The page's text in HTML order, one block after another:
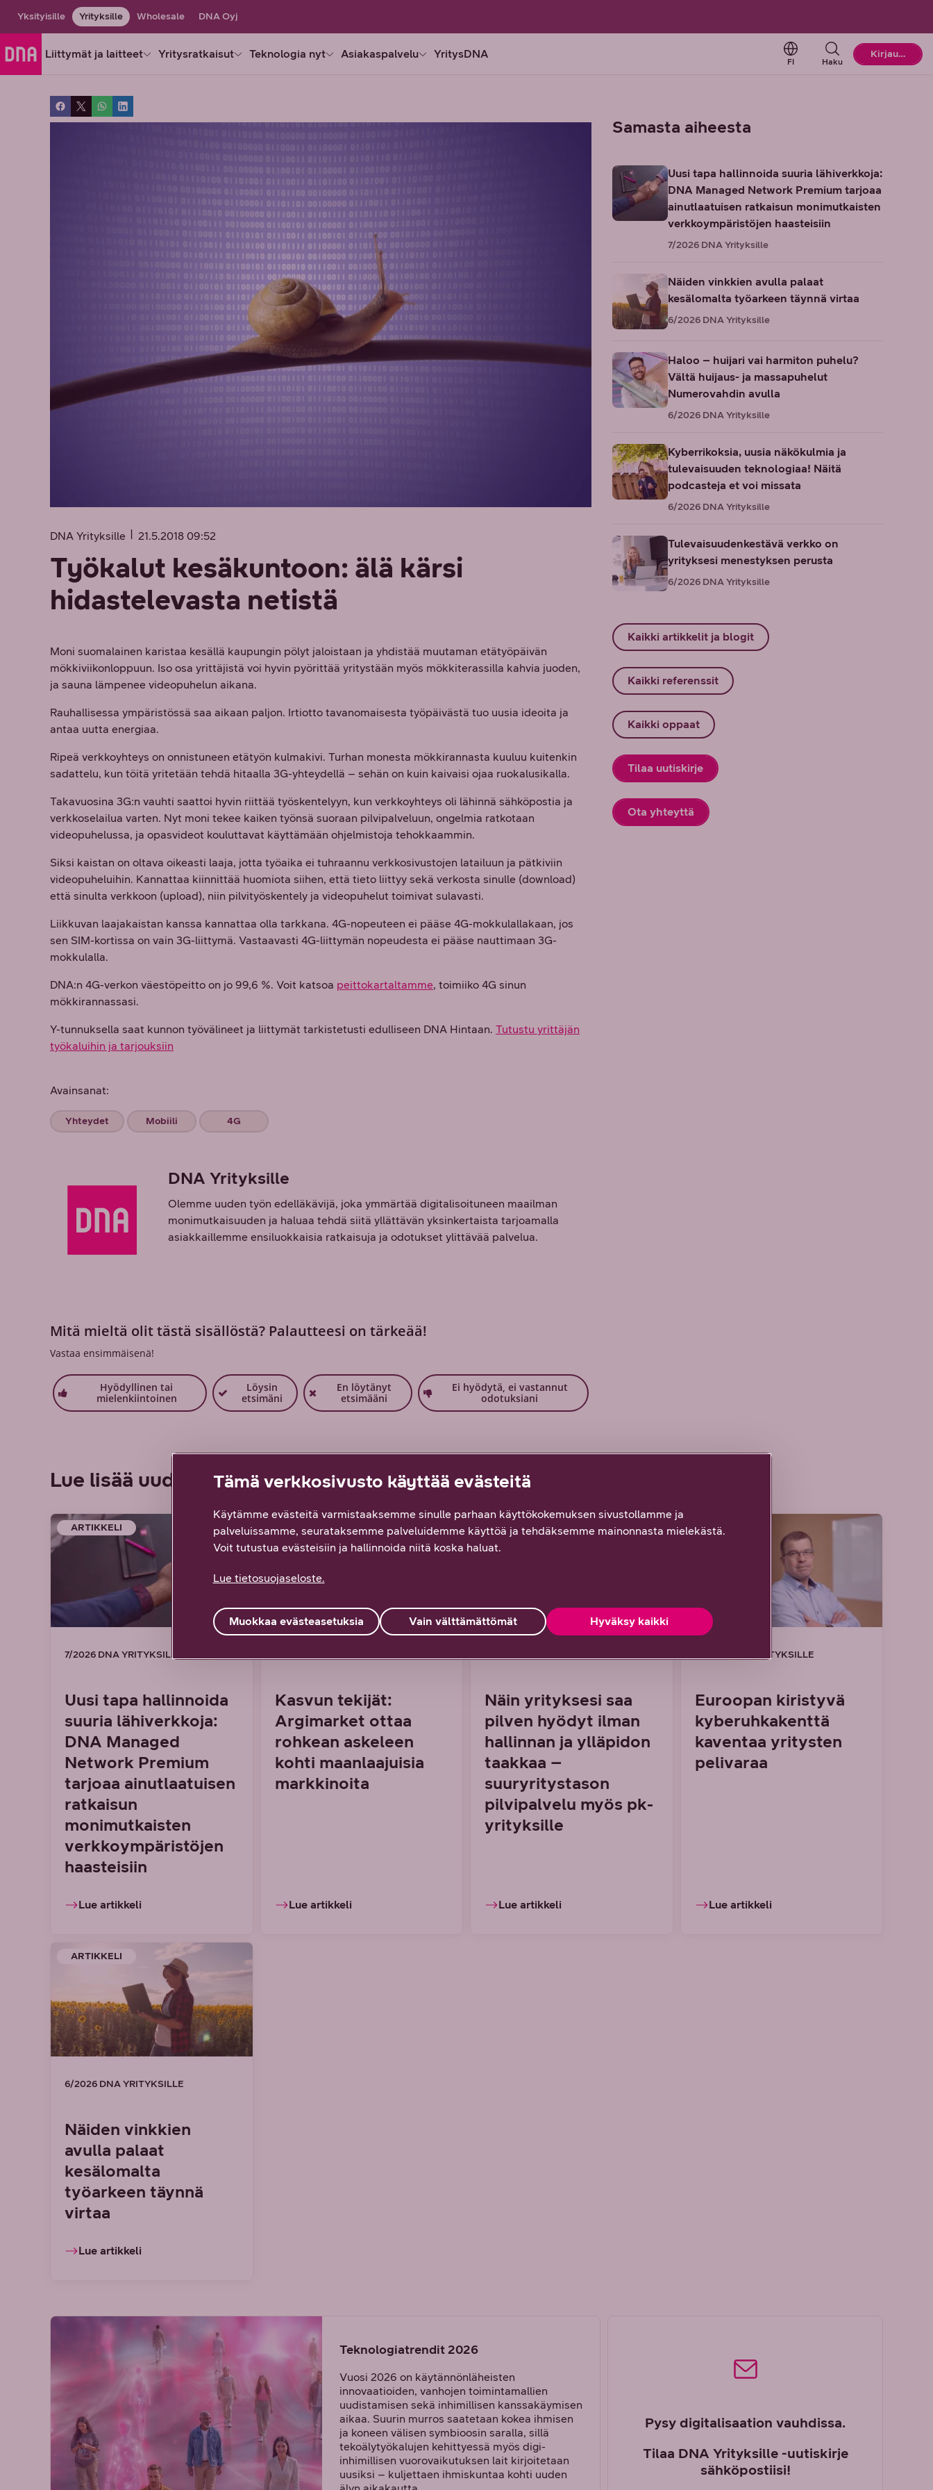
Yksityisille Yrityksille Wholesale DNA Oyj
Liittymät ja laitteet Yritysratkaisut Teknologia nyt Asiakaspalvelu YritysDNA
Change language. Current
FI Haku
Kirjaudu
DNA Yrityksille 21.5.2018 09:52
Työkalut kesäkuntoon: älä kärsi
hidastelevasta netistä
Moni suomalainen karistaa kesällä kaupungin pölyt jaloistaan ja yhdistää muutaman etätyöpäivän
mökkiviikonloppuun. Iso osa yrittäjistä voi hyvin pyörittää yritystään myös mökkiterassilla kahvia juoden,
ja sauna lämpenee videopuhelun aikana.
Rauhallisessa ympäristössä saa aikaan paljon. Irtiotto tavanomaisesta työpäivästä tuo uusia ideoita ja
antaa uutta energiaa.
Ripeä verkkoyhteys on onnistuneen etätyön kulmakivi. Turhan monesta mökkirannasta kuuluu kuitenkin
sadattelu, kun töitä yritetään tehdä hitaalla 3G-yhteydellä – sehän on kuin kaivaisi ojaa ruokalusikalla.
Takavuosina 3G:n vauhti saattoi hyvin riittää työskentelyyn, kun verkkoyhteys oli lähinnä sähköpostia ja
verkkoselailua varten. Nyt moni tekee kaiken työnsä suoraan pilvipalveluun, ongelmia ratkotaan
videopuhelussa, ja opasvideot kouluttavat käyttämään ohjelmistoja tehokkaammin.
Siksi kaistan on oltava oikeasti laaja, jotta työaika ei tuhraannu verkkosivustojen latailuun ja pätkiviin
videopuheluihin. Kannattaa kiinnittää huomiota siihen, että tieto liittyy sekä verkosta sinulle (download)
että sinulta verkkoon (upload), niin pilvityöskentely ja videopuhelut toimivat sulavasti.
Liikkuvan laajakaistan kanssa kannattaa olla tarkkana. 4G-nopeuteen ei pääse 4G-mokkulallakaan, jos
sen SIM-kortissa on vain 3G-liittymä. Vastaavasti 4G-liittymän nopeudesta ei pääse nauttimaan 3G-
mokkulalla.
DNA:n 4G-verkon väestöpeitto on jo 99,6 %. Voit katsoa peittokartaltamme, toimiiko 4G sinun
mökkirannassasi.
Y-tunnuksella saat kunnon työvälineet ja liittymät tarkistetusti edulliseen DNA Hintaan. Tutustu yrittäjän
työkaluihin ja tarjouksiin
Avainsanat:
Yhteydet Mobiili 4G
DNA Yrityksille
Olemme uuden työn edelläkävijä, joka ymmärtää digitalisoituneen maailman
monimutkaisuuden ja haluaa tehdä siitä yllättävän yksinkertaista tarjoamalla
asiakkaillemme ensiluokkaisia ratkaisuja ja odotukset ylittävää palvelua.
Mitä mieltä olit tästä sisällöstä? Palautteesi on tärkeää!
Vastaa ensimmäisenä!
Hyödyllinen tai
mielenkiintoinen
Löysin
etsimäni
En löytänyt
etsimääni
Ei hyödytä, ei vastannut
odotuksiani
Samasta aiheesta
Uusi tapa hallinnoida suuria lähiverkkoja:
DNA Managed Network Premium tarjoaa
ainutlaatuisen ratkaisun monimutkaisten
verkkoympäristöjen haasteisiin
7/2026 DNA Yrityksille
Näiden vinkkien avulla palaat
kesälomalta työarkeen täynnä virtaa
6/2026 DNA Yrityksille
Haloo – huijari vai harmiton puhelu?
Vältä huijaus- ja massapuhelut
Numerovahdin avulla
6/2026 DNA Yrityksille
Kyberrikoksia, uusia näkökulmia ja
tulevaisuuden teknologiaa! Näitä
podcasteja et voi missata
6/2026 DNA Yrityksille
Tulevaisuudenkestävä verkko on
yrityksesi menestyksen perusta
6/2026 DNA Yrityksille
Kaikki artikkelit ja blogit
Kaikki referenssit
Kaikki oppaat
Tilaa uutiskirje
Ota yhteyttä
Lue lisää uudesta työstä
ARTIKKELI
7/2026 DNA YRITYKSILLE
Uusi tapa hallinnoida
suuria lähiverkkoja:
DNA Managed
Network Premium
tarjoaa ainutlaatuisen
ratkaisun
monimutkaisten
verkkoympäristöjen
haasteisiin
Lue artikkeli
ARTIKKELI
Kasvun tekijät:
Argimarket ottaa
rohkean askeleen
kohti maanlaajuisia
markkinoita
Lue artikkeli
ARTIKKELI
Näin yrityksesi saa
pilven hyödyt ilman
hallinnan ja ylläpidon
taakkaa –
suuryritystason
pilvipalvelu myös pk-
yrityksille
Lue artikkeli
ARTIKKELI
6/2026 DNA YRITYKSILLE
Euroopan kiristyvä
kyberuhkakenttä
kaventaa yritysten
pelivaraa
Lue artikkeli
ARTIKKELI
6/2026 DNA YRITYKSILLE
Näiden vinkkien
avulla palaat
kesälomalta
työarkeen täynnä
virtaa
Lue artikkeli
Teknologiatrendit 2026
Vuosi 2026 on käytännönläheisten
innovaatioiden, vanhojen toimintamallien
uudistamisen sekä inhimillisen kanssakäymisen
aikaa. Suurin murros saatetaan kokea ihmisen
ja koneen välisen symbioosin saralla, sillä
tekoälytyökalujen kehittyessä myös digi-
inhimillisen vuorovaikutuksen lait kirjoitetaan
uusiksi – kuljettaen ihmiskuntaa kohti uuden
Pysy digitalisaation vauhdissa.
Tilaa DNA Yrityksille -uutiskirje
sähköpostiisi!
Tämä verkkosivusto käyttää evästeitä
Käytämme evästeitä varmistaaksemme sinulle parhaan käyttökokemuksen sivustollamme ja
palveluissamme, seurataksemme palveluidemme käyttöä ja tehdäksemme mainonnasta mielekästä.
Voit tutustua evästeisiin ja hallinnoida niitä koska haluat.
Lue tietosuojaseloste.
Vain välttämättömät Hyväksy kaikki
Muokkaa evästeasetuksia